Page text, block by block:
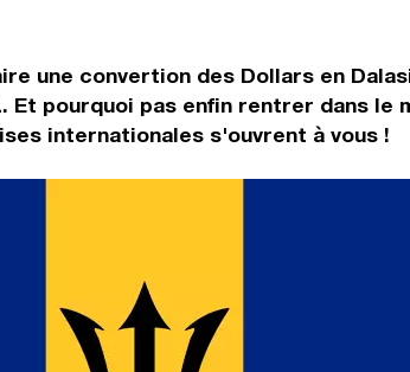
une convertion des Dollars en
Et pourquoi pas enfin rentrer dans
internationales s'ouvrent à vous !